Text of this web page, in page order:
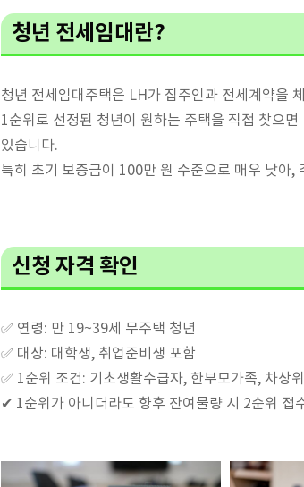
청년 전세임대란?
청년 전세임대주택은 LH가 집주인과 전세계약을
1순위로 선정된 청년이 원하는 주택을 직접 찾으
있습니다.
특히 초기 보증금이 100만 원 수준으로 매우 낮아,
신청 자격 확인
✅ 연령: 만 19~39세 무주택 청년
✅ 대상: 대학생, 취업준비생 포함
✅ 1순위 조건: 기초생활수급자, 한부모가족, 차상
✔ 1순위가 아니더라도 향후 잔여물량 시 2순위 접